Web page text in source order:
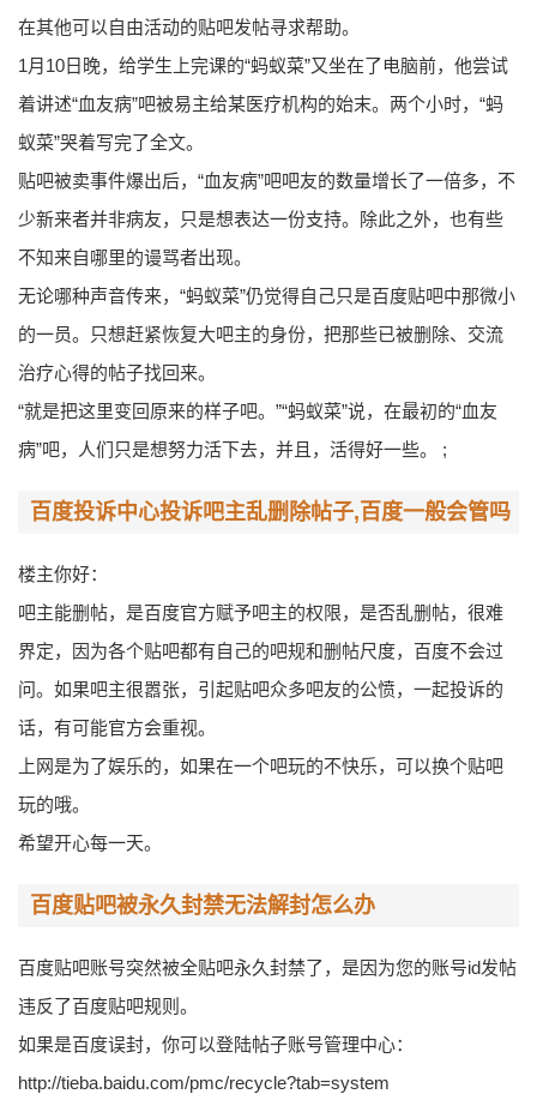
在其他可以自由活动的贴吧发帖寻求帮助。
1月10日晚，给学生上完课的“蚂蚁菜”又坐在了电脑前，他尝试
着讲述“血友病”吧被易主给某医疗机构的始末。两个小时，“蚂
蚁菜”哭着写完了全文。
贴吧被卖事件爆出后，“血友病”吧吧友的数量增长了一倍多，不
少新来者并非病友，只是想表达一份支持。除此之外，也有些
不知来自哪里的谩骂者出现。
无论哪种声音传来，“蚂蚁菜”仍觉得自己只是百度贴吧中那微小
的一员。只想赶紧恢复大吧主的身份，把那些已被删除、交流
治疗心得的帖子找回来。
“就是把这里变回原来的样子吧。”“蚂蚁菜”说，在最初的“血友
病”吧，人们只是想努力活下去，并且，活得好一些。 ;
百度投诉中心投诉吧主乱删除帖子,百度一般会管吗
楼主你好：
吧主能删帖，是百度官方赋予吧主的权限，是否乱删帖，很难
界定，因为各个贴吧都有自己的吧规和删帖尺度，百度不会过
问。如果吧主很嚣张，引起贴吧众多吧友的公愤，一起投诉的
话，有可能官方会重视。
上网是为了娱乐的，如果在一个吧玩的不快乐，可以换个贴吧
玩的哦。
希望开心每一天。
百度贴吧被永久封禁无法解封怎么办
百度贴吧账号突然被全贴吧永久封禁了，是因为您的账号id发帖
违反了百度贴吧规则。
如果是百度误封，你可以登陆帖子账号管理中心：
http://tieba.baidu.com/pmc/recycle?tab=system